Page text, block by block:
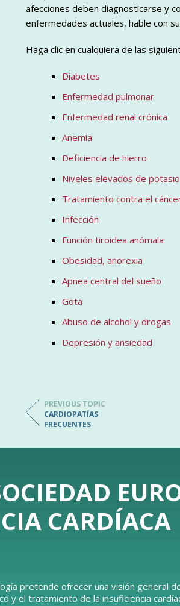
afecciones deben diagnosticarse y
enfermedades actuales, hable con
Haga clic en cualquiera de las
Diabetes
Enfermedad pulmonar
Enfermedad renal crónica
Anemia
Deficiencia de hierro
Niveles elevados de potasio
Tratamiento contra el
Infección
Función tiroidea anómala
Obesidad, anorexia
Apnea central del sueño
Gota
Abuso de alcohol y drogas
Depresión y ansiedad
PREVIOUS TOPIC
CARDIOPATÍAS
FRECUENTES
CARDÍACA
pretende ofrecer una visión general
y el tratamiento de la insuficiencia